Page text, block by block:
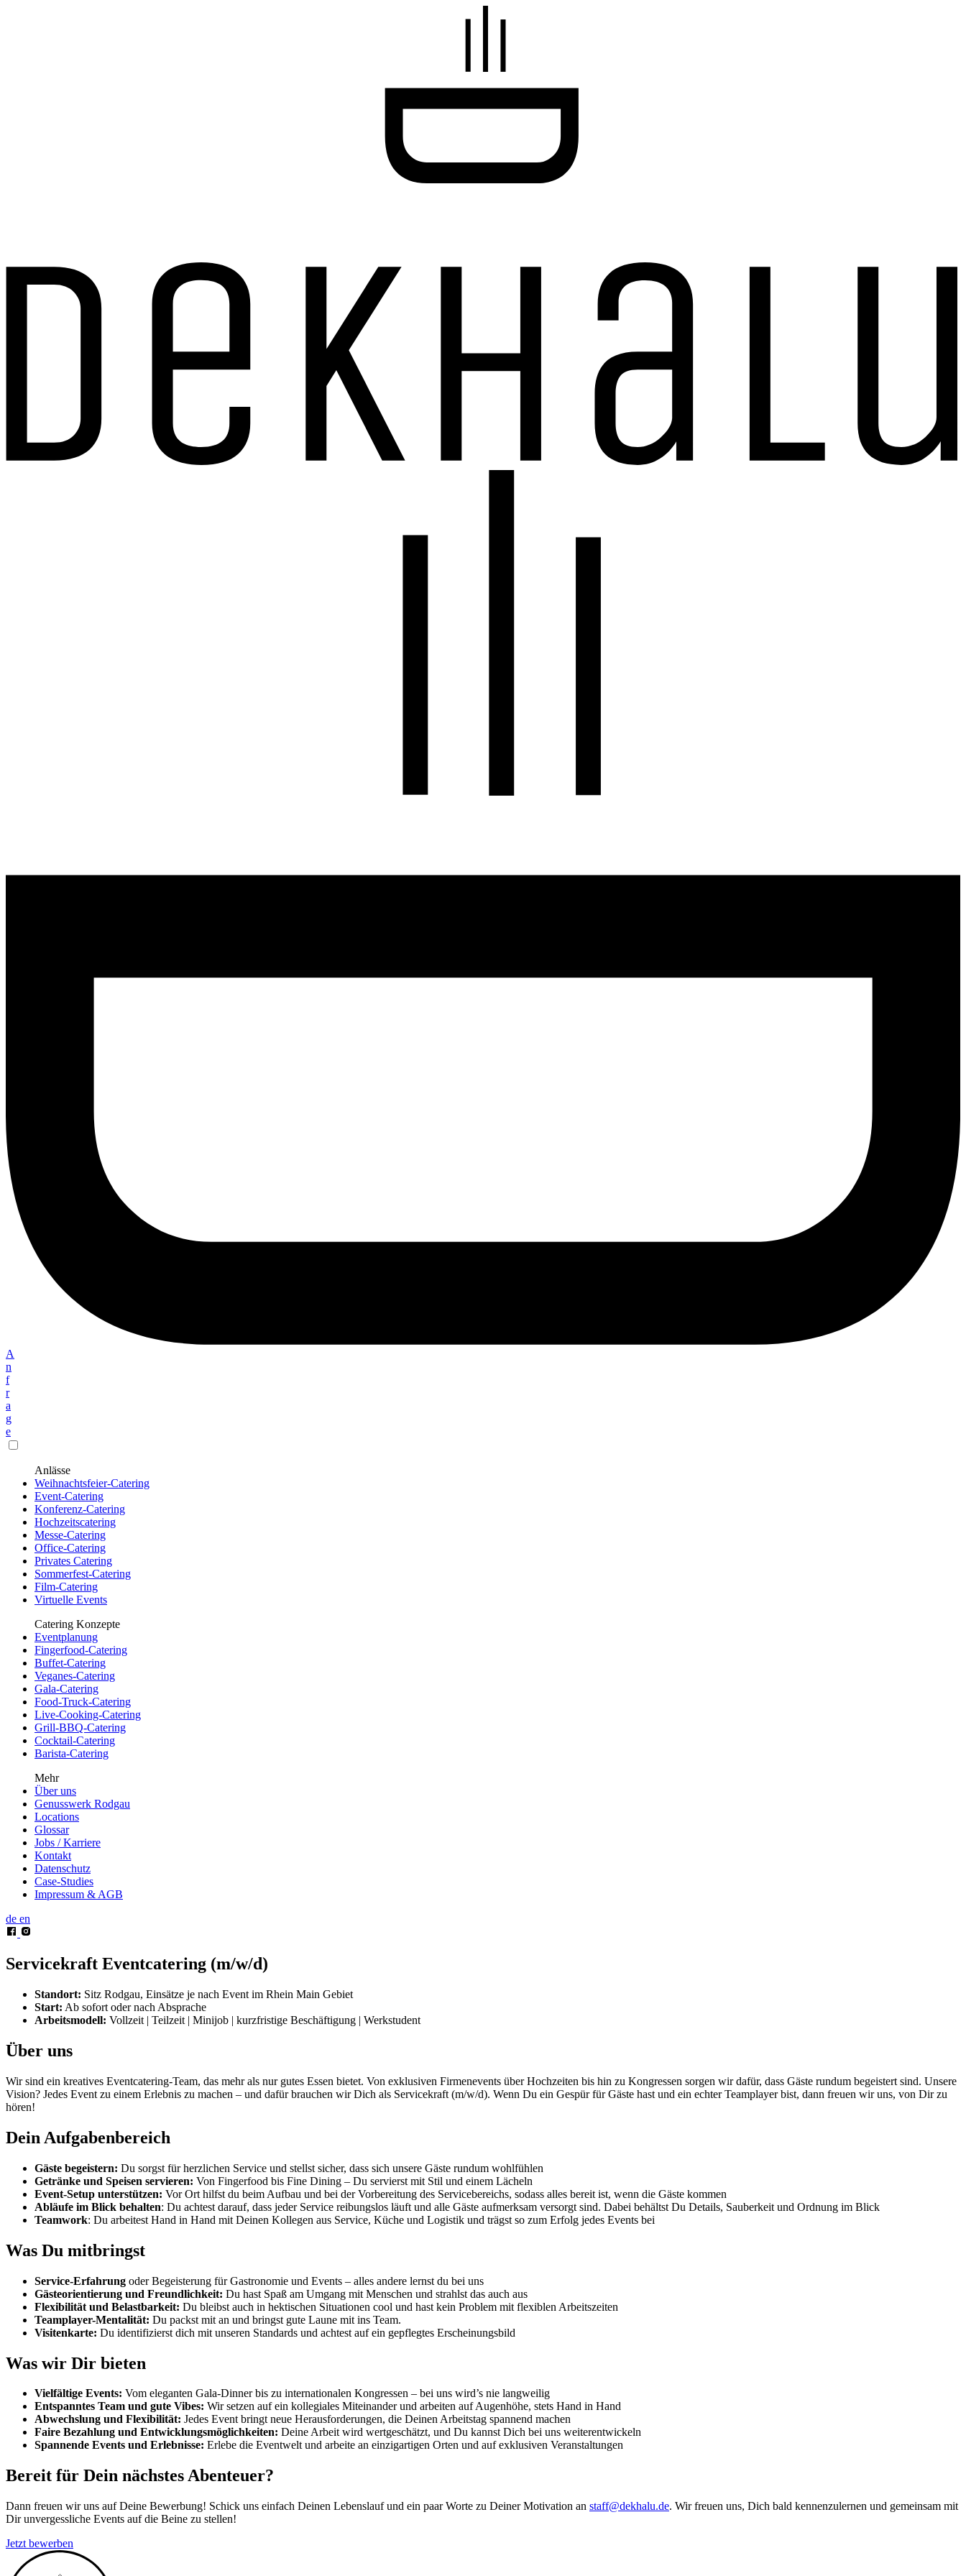
A
n
f
r
a
g
e
Anlässe
Weihnachtsfeier-Catering
Event-Catering
Konferenz-Catering
Hochzeitscatering
Messe-Catering
Office-Catering
Privates Catering
Sommerfest-Catering
Film-Catering
Virtuelle Events
Catering Konzepte
Eventplanung
Fingerfood-Catering
Buffet-Catering
Veganes-Catering
Gala-Catering
Food-Truck-Catering
Live-Cooking-Catering
Grill-BBQ-Catering
Cocktail-Catering
Barista-Catering
Mehr
Über uns
Genusswerk Rodgau
Locations
Glossar
Jobs / Karriere
Kontakt
Datenschutz
Case-Studies
Impressum & AGB
de en
Servicekraft Eventcatering (m/w/d)
Standort: Sitz Rodgau, Einsätze je nach Event im Rhein Main Gebiet
Start: Ab sofort oder nach Absprache
Arbeitsmodell: Vollzeit | Teilzeit | Minijob | kurzfristige Beschäftigung | Werkstudent
Über uns
Wir sind ein kreatives Eventcatering-Team, das mehr als nur gutes Essen bietet. Von exklusiven Firmenevents über Hochzeiten bis hin zu Kongressen sorgen wir dafür, dass Gäste rundum begeistert sind. Unsere
Vision? Jedes Event zu einem Erlebnis zu machen – und dafür brauchen wir Dich als Servicekraft (m/w/d). Wenn Du ein Gespür für Gäste hast und ein echter Teamplayer bist, dann freuen wir uns, von Dir zu
hören!
Dein Aufgabenbereich
Gäste begeistern: Du sorgst für herzlichen Service und stellst sicher, dass sich unsere Gäste rundum wohlfühlen
Getränke und Speisen servieren: Von Fingerfood bis Fine Dining – Du servierst mit Stil und einem Lächeln
Event-Setup unterstützen: Vor Ort hilfst du beim Aufbau und bei der Vorbereitung des Servicebereichs, sodass alles bereit ist, wenn die Gäste kommen
Abläufe im Blick behalten: Du achtest darauf, dass jeder Service reibungslos läuft und alle Gäste aufmerksam versorgt sind. Dabei behältst Du Details, Sauberkeit und Ordnung im Blick
Teamwork: Du arbeitest Hand in Hand mit Deinen Kollegen aus Service, Küche und Logistik und trägst so zum Erfolg jedes Events bei
Was Du mitbringst
Service-Erfahrung oder Begeisterung für Gastronomie und Events – alles andere lernst du bei uns
Gästeorientierung und Freundlichkeit: Du hast Spaß am Umgang mit Menschen und strahlst das auch aus
Flexibilität und Belastbarkeit: Du bleibst auch in hektischen Situationen cool und hast kein Problem mit flexiblen Arbeitszeiten
Teamplayer-Mentalität: Du packst mit an und bringst gute Laune mit ins Team.
Visitenkarte: Du identifizierst dich mit unseren Standards und achtest auf ein gepflegtes Erscheinungsbild
Was wir Dir bieten
Vielfältige Events: Vom eleganten Gala-Dinner bis zu internationalen Kongressen – bei uns wird’s nie langweilig
Entspanntes Team und gute Vibes: Wir setzen auf ein kollegiales Miteinander und arbeiten auf Augenhöhe, stets Hand in Hand
Abwechslung und Flexibilität: Jedes Event bringt neue Herausforderungen, die Deinen Arbeitstag spannend machen
Faire Bezahlung und Entwicklungsmöglichkeiten: Deine Arbeit wird wertgeschätzt, und Du kannst Dich bei uns weiterentwickeln
Spannende Events und Erlebnisse: Erlebe die Eventwelt und arbeite an einzigartigen Orten und auf exklusiven Veranstaltungen
Bereit für Dein nächstes Abenteuer?
Dann freuen wir uns auf Deine Bewerbung! Schick uns einfach Deinen Lebenslauf und ein paar Worte zu Deiner Motivation an staff@dekhalu.de. Wir freuen uns, Dich bald kennenzulernen und gemeinsam mit
Dir unvergessliche Events auf die Beine zu stellen!
Jetzt bewerben